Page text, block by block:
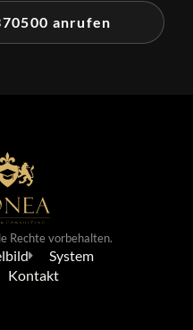
anrufen
Rechte vorbehalten.
System
Kontakt